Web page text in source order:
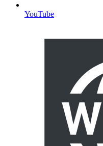
YouTube